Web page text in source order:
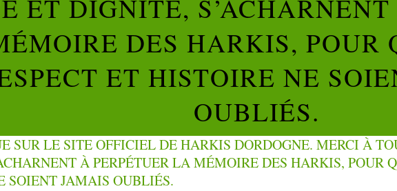
ET DIGNITÉ,
DES HARKIS, POUR
ET HISTOIRE NE
OUBLIÉS.